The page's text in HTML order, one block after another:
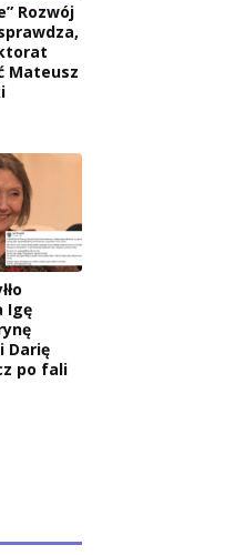
Rozwój
Mateusz
Igę
Darię
po fali